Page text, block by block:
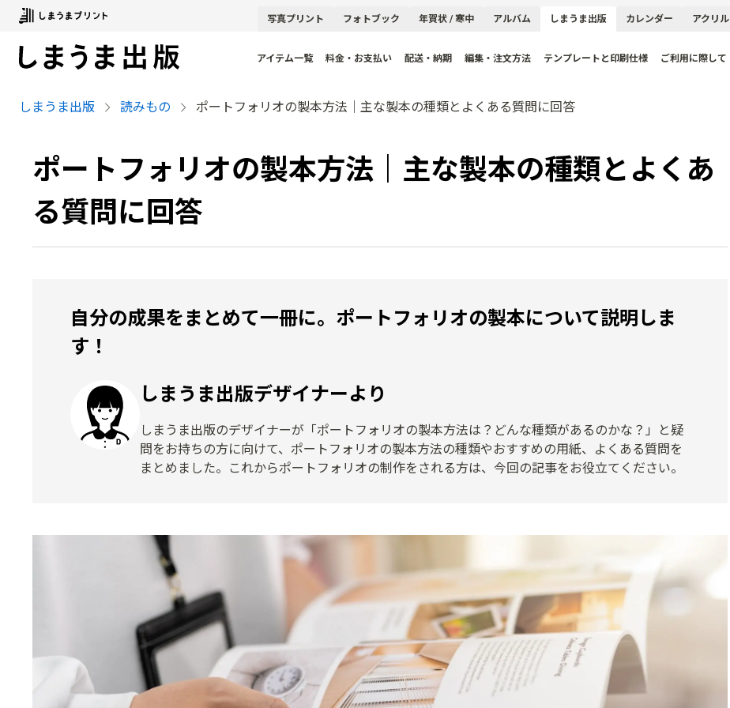
写真プリント フォトブック 年賀状 / 寒中 アルバム しまうま出版 カレンダー アクリル
アイテム一覧 料金・お支払い 配送・納期 編集・注文方法 テンプレートと印刷仕様 ご利用に際して
しまうま出版 読みもの ポートフォリオの製本方法｜主な製本の種類とよくある質問に回答
ポートフォリオの製本方法｜主な製本の種類とよくあ
る質問に回答
自分の成果をまとめて一冊に。ポートフォリオの製本について説明しま
す！
しまうま出版デザイナーより
しまうま出版のデザイナーが「ポートフォリオの製本方法は？どんな種類があるのかな？」と疑
問をお持ちの方に向けて、ポートフォリオの製本方法の種類やおすすめの用紙、よくある質問を
まとめました。これからポートフォリオの制作をされる方は、今回の記事をお役立てください。